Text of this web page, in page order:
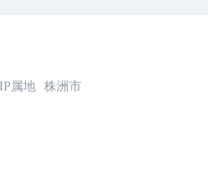
IP属地 株洲市